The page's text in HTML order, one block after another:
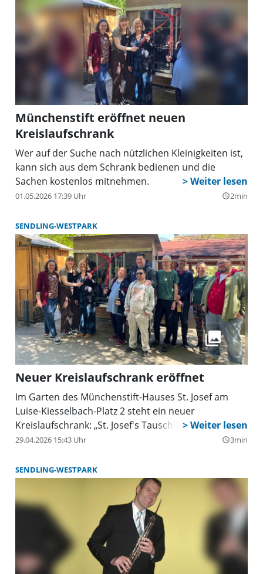
Münchenstift eröffnet neuen
Kreislaufschrank
Wer auf der Suche nach nützlichen Kleinigkeiten ist,
kann sich aus dem Schrank bedienen und die
Sachen kostenlos mitnehmen.
01.05.2026 17:39 Uhr query_builder2min
SENDLING-WESTPARK
Neuer Kreislaufschrank eröffnet
Im Garten des Münchenstift-Hauses St. Josef am
Luise-Kiesselbach-Platz 2 steht ein neuer
Kreislaufschrank: „St. Josef's Tauschkastl”.
29.04.2026 15:43 Uhr query_builder3min
SENDLING-WESTPARK